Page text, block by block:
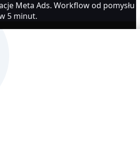
Meta Ads. Workflow od pomysłu
5 minut.